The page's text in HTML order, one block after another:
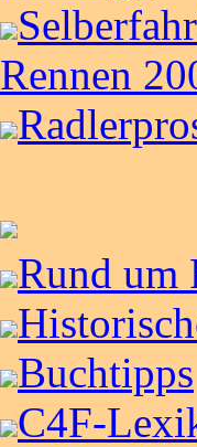
Rennen
Rund um
Buchtipps
C4F-